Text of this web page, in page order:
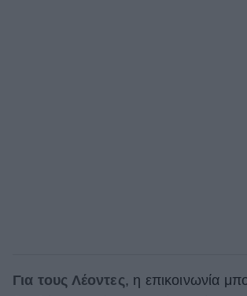
Για τους Λέοντες, η επικοινωνία